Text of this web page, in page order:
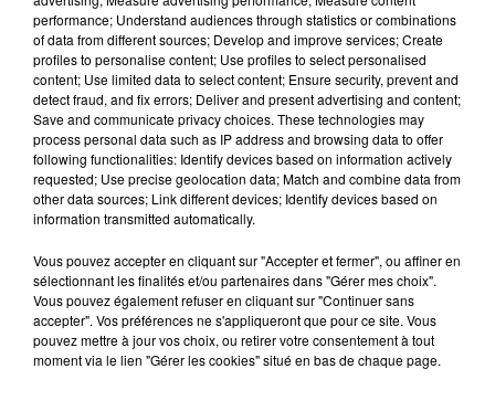
Lieu
Salle de l'Union Sportive -
SCHWEIGHOUSE SUR MODER
Organisateur
Cédric Kleitz
0637966780
cedrickleitz@gmail.com
Tarif Gratuit
performance; Understand audiences through statistics or combinations
of data from different sources; Develop and improve services; Create
profiles to personalise content; Use profiles to select personalised
content; Use limited data to select content; Ensure security, prevent and
detect fraud, and fix errors; Deliver and present advertising and content;
Save and communicate privacy choices. These technologies may
process personal data such as IP address and browsing data to offer
following functionalities: Identify devices based on information actively
requested; Use precise geolocation data; Match and combine data from
other data sources; Link different devices; Identify devices based on
information transmitted automatically.
Vous pouvez accepter en cliquant sur "Accepter et fermer", ou affiner en
sélectionnant les finalités et/ou partenaires dans "Gérer mes choix".
Vous pouvez également refuser en cliquant sur "Continuer sans
accepter". Vos préférences ne s'appliqueront que pour ce site. Vous
pouvez mettre à jour vos choix, ou retirer votre consentement à tout
moment via le lien "Gérer les cookies" situé en bas de chaque page.